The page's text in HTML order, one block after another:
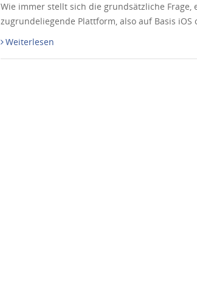
Wie immer stellt sich die grundsätzliche
zugrundeliegende Plattform, also auf Basis
Weiterlesen